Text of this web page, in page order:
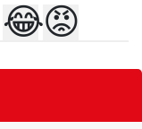
😂😡